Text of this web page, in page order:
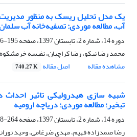
یک مدل تحلیل ریسک به منظور
آب، مطالعه موردی: تصفیه‌خانه آب
دوره 14، شماره 2، تابستان 1397، صفحه
195-206
محمد رضا نیکو، رضا کراچیان، نفیسه خرمشکوه
مشاهده مقاله
اصل مقاله 740.27 K
شبیه سازی هیدرولیکی تاثیر
تبخیر؛ مطالعه موردی: دریاچه ارومیه
دوره 14، شماره 2، تابستان 1397، صفحه
264-268
رضا صمدزاده فهیم، مهدی ضرغامی، وحید